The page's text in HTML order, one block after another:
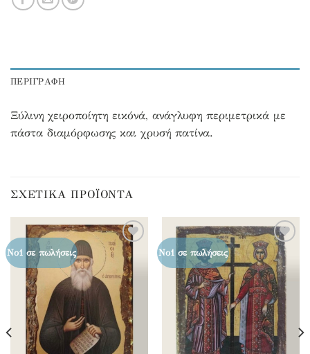
ΠΕΡΙΓΡΑΦΉ
Ξύλινη χειροποίητη εικόνά, ανάγλυφη περιμετρικά με
πάστα διαμόρφωσης και χρυσή πατίνα.
ΣΧΕΤΙΚΆ ΠΡΟΪΌΝΤΑ
Νο1 σε πωλήσεις
Προσθήκη
στα
αγαπημένα
Νο1 σε πωλήσεις
Προσθήκη
στα
αγαπημένα